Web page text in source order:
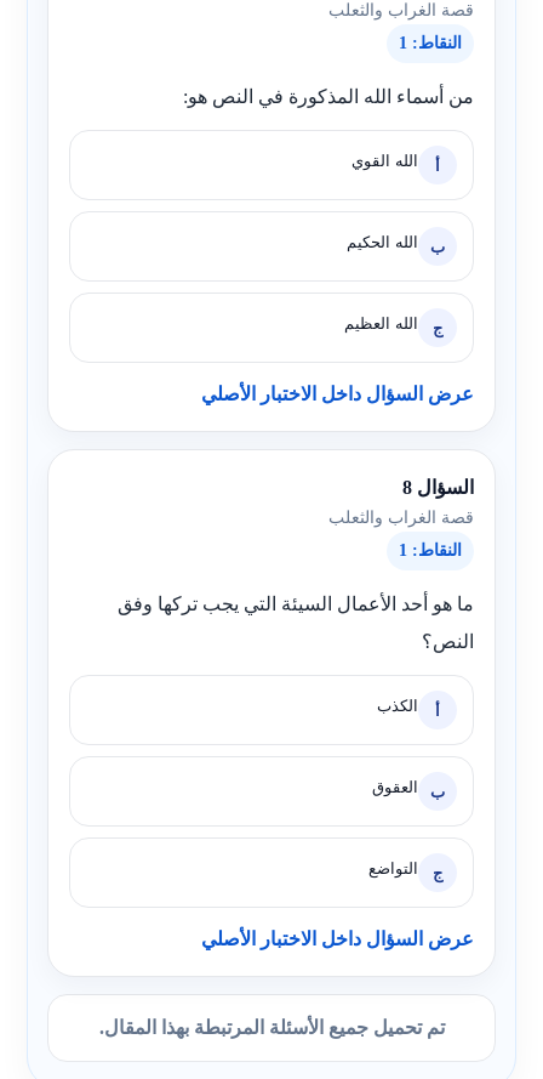
قصة الغراب والثعلب
النقاط: 1
من أسماء الله المذكورة في النص هو:
أ الله القوي
ب الله الحكيم
ج الله العظيم
عرض السؤال داخل الاختبار الأصلي
السؤال 8
قصة الغراب والثعلب
النقاط: 1
ما هو أحد الأعمال السيئة التي يجب تركها وفق
النص؟
أ الكذب
ب العقوق
ج التواضع
عرض السؤال داخل الاختبار الأصلي
تم تحميل جميع الأسئلة المرتبطة بهذا المقال.